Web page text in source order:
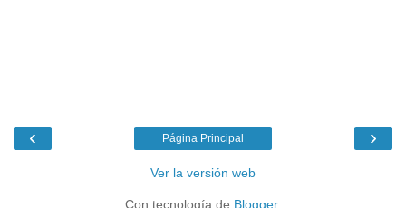
‹ ›
Página Principal
Ver la versión web
Con tecnología de Blogger.